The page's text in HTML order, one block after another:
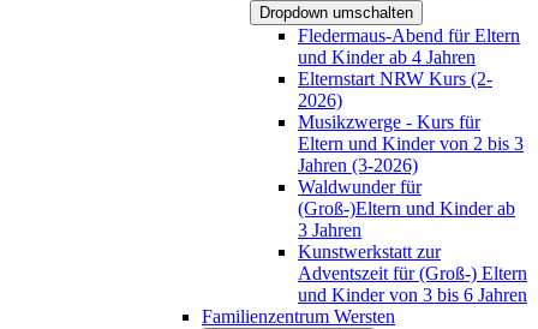
Dropdown umschalten
Fledermaus-Abend für Eltern
und Kinder ab 4 Jahren
Elternstart NRW Kurs (2-
2026)
Musikzwerge - Kurs für
Eltern und Kinder von 2 bis 3
Jahren (3-2026)
Waldwunder für
(Groß-)Eltern und Kinder ab
3 Jahren
Kunstwerkstatt zur
Adventszeit für (Groß-) Eltern
und Kinder von 3 bis 6 Jahren
Familienzentrum Wersten